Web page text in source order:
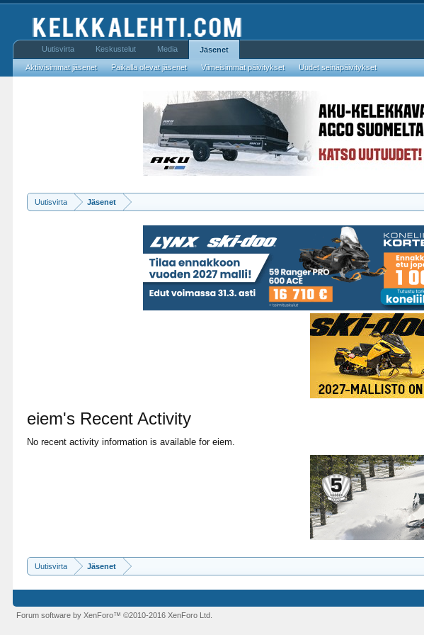
Uutisvirta Jäsenet
eiem's Recent Activity
No recent activity information is available for eiem.
Uutisvirta Jäsenet
Uutisvirta Keskustelut Media Jäsenet
Aktiivisimmat jäsenet Paikalla olevat jäsenet Viimeisimmät päivitykset Uudet seinäpäivitykset
Forum software by XenForo™©2010-2016 XenForo Ltd.